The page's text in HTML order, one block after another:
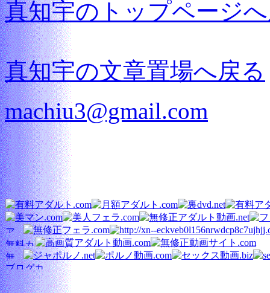
真知宇のトップページ
真知宇の文章置場へ戻る
machiu3@gmail.com